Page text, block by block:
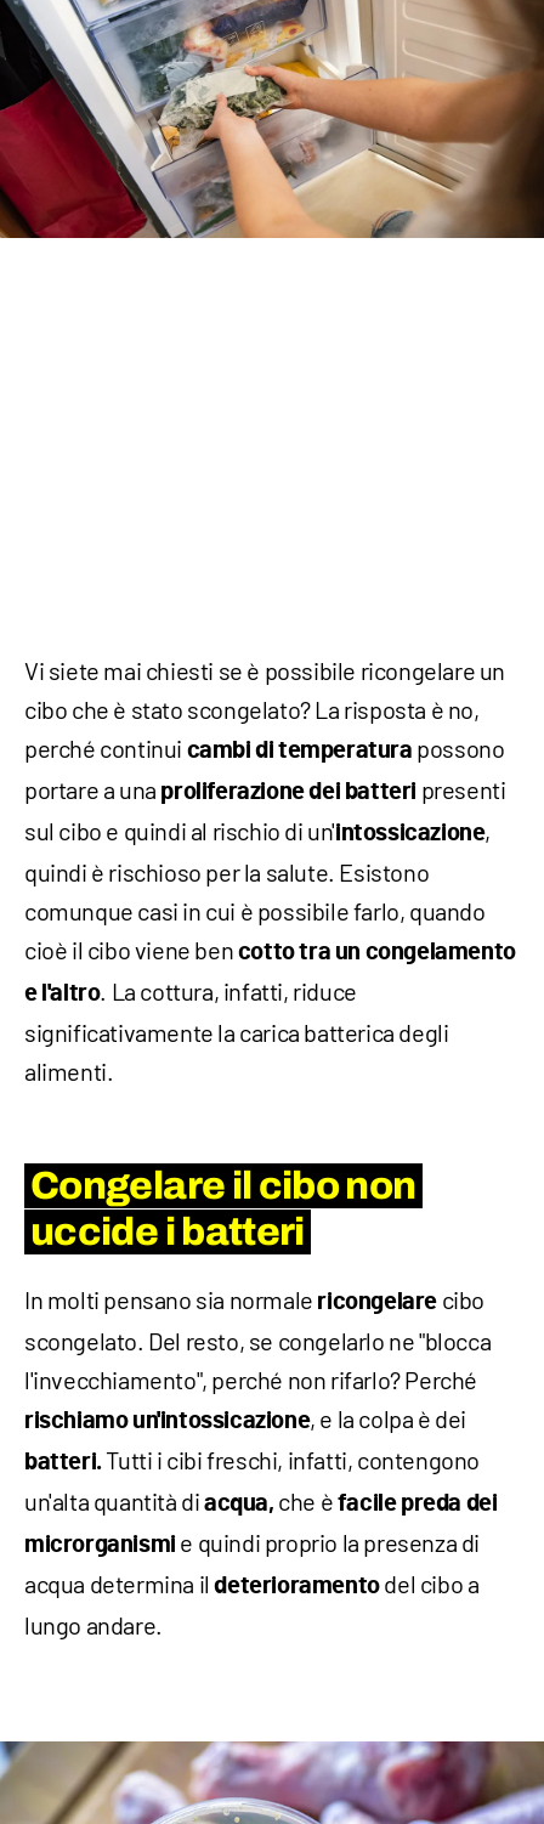
Vi siete mai chiesti se è possibile ricongelare un
cibo che è stato scongelato? La risposta è no,
perché continui cambi di temperatura possono
portare a una proliferazione dei batteri presenti
sul cibo e quindi al rischio di un'intossicazione,
quindi è rischioso per la salute. Esistono
comunque casi in cui è possibile farlo, quando
cioè il cibo viene ben cottotra un congelamento
e l'altro. La cottura, infatti, riduce
significativamente la carica batterica degli
alimenti.
Congelare il cibo non
uccide i batteri
In molti pensano sia normale ricongelare cibo
scongelato. Del resto, se congelarlo ne "blocca
l'invecchiamento", perché non rifarlo? Perché
rischiamo un'intossicazione, e la colpa è dei
batteri.Tutti i cibi freschi, infatti, contengono
un'alta quantità di acqua, che è facile preda dei
microrganismi e quindi proprio la presenza di
acqua determina ildeterioramentodel cibo a
lungo andare.